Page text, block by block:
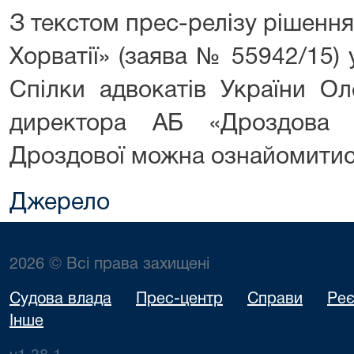
З текстом прес-релізу
Хорватії» (заява № 55942/15)
Спілки адвокатів України
директора АБ «Дроздова
Дроздової можна
Джерело
2026 © Всі права захищені
Судова влада Прес-центр Справи
Інше